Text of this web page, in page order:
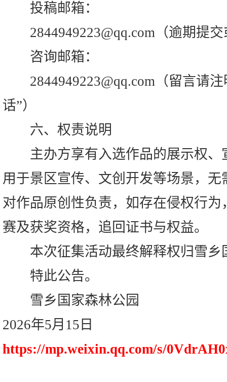
投稿邮箱：
2844949223@qq.com（逾期提交
咨询邮箱：
2844949223@qq.com（留言请注
话”）
六、权责说明
主办方享有入选作品的展示权、
用于景区宣传、文创开发等场景，
对作品原创性负责，如存在侵权行
赛及获奖资格，追回证书与权益。
本次征集活动最终解释权归雪乡
特此公告。
雪乡国家森林公园
2026年5月15日
https://mp.weixin.qq.com/s/